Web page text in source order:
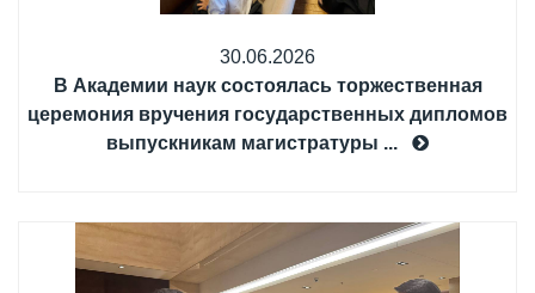
30.06.2026
В Академии наук состоялась торжественная
церемония вручения государственных дипломов
выпускникам магистратуры ...